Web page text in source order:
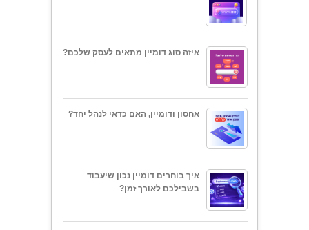
איזה סוג דומיין מתאים לעסק שלכם?
אחסון ודומיין, האם כדאי לנהל יחד?
איך בוחרים דומיין נכון שיעבוד
בשבילכם לאורך זמן?